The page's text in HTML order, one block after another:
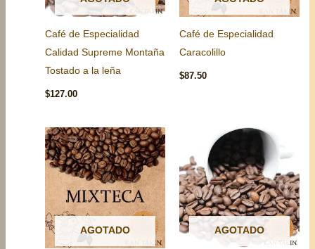
Café de Especialidad
Calidad Supreme Montaña
Tostado a la leña
$127.00
Café de Especialidad
Caracolillo
$87.50
AGOTADO AGOTADO